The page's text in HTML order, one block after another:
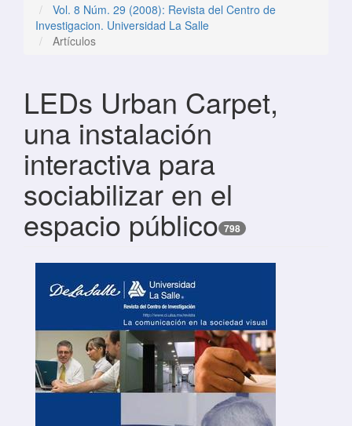
Vol. 8 Núm. 29 (2008): Revista del Centro de
Investigacion. Universidad La Salle
Artículos
LEDs Urban Carpet,
una instalación
interactiva para
sociabilizar en el
espacio público 798
Barra lateral del artículo